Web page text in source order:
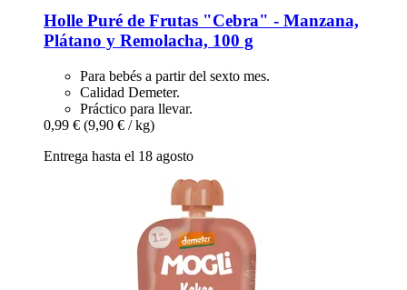
Holle Puré de Frutas "Cebra" -​ Manzana,
Plátano y Remolacha, 100 g
Para bebés a partir del sexto mes.
Calidad Demeter.
Práctico para llevar.
0,99 € (9,90 € / kg)
Entrega hasta el 18 agosto